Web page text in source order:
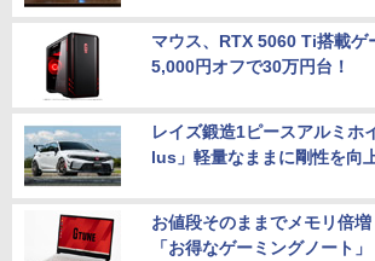
マウス、RTX 5060 Ti搭載ゲ
5,000円オフで30万円台！
レイズ鍛造1ピースアルミホ
lus」軽量なままに剛性を向
お値段そのままでメモリ倍
「お得なゲーミングノート」